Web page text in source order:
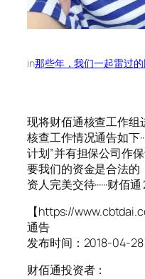
in那些年，我们一起雷过
现将财佰通核查工作
核查工作情况通告如下
计划”并有担保公司作
要我们的资金是合法
资人完美交待······财佰
【https://
通告
发布时间：2018-04-28
财佰通投资者：